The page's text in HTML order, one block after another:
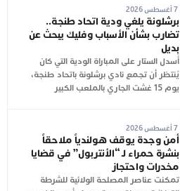
7 أغسطس 2026
برشلونة يلغي ودية اتحاد طنجة..
تضارب بشأن الأسباب وفليك يبحث عن
بديل
أُسدل الستار على المباراة الودية التي كان
يُنتظر أن تجمع نادي برشلونة باتحاد طنجة،
يوم 15 غشت الجاري بالملعب الكبير
7 أغسطس 2026
أمن وجدة يوقف هولندياً ملاحقاً
بنشرة حمراء لـ “الأنتربول” في قضايا
مخدرات واحتجاز
تمكنت عناصر المصلحة الولائية للشرطة